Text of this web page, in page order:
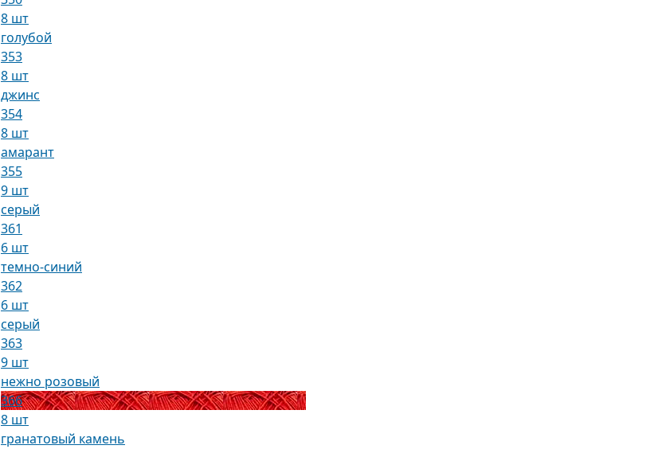
8 шт
голубой
353
8 шт
джинс
354
8 шт
амарант
355
9 шт
серый
361
6 шт
темно-синий
362
6 шт
серый
363
9 шт
нежно розовый
366
8 шт
гранатовый камень